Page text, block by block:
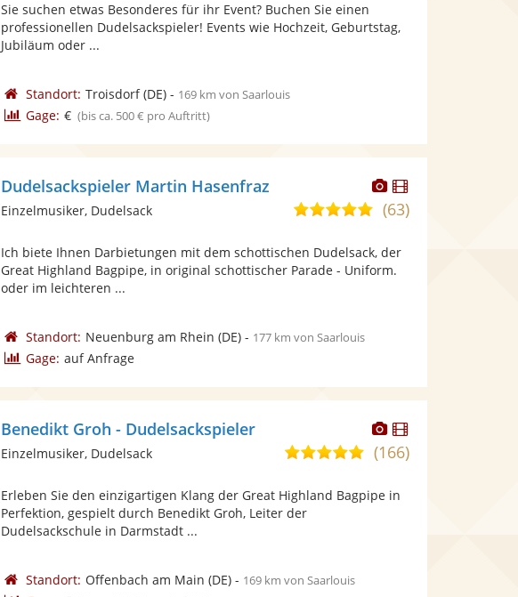
Sternen
Sie suchen etwas Besonderes für ihr Event? Buchen Sie einen
professionellen Dudelsackspieler! Events wie Hochzeit, Geburtstag,
Jubiläum oder ...
Standort: Troisdorf(DE)- 169 km von Saarlouis
Gage: € (bis ca. 500 € pro Auftritt)
Dieser
Künstler
stellt
bereit.
Dieser
Künstler
Dudelsackspieler Martin Hasenfraz
5,0
5
Sternen
(63)
Einzelmusiker, Dudelsack
Ich biete Ihnen Darbietungen mit dem schottischen Dudelsack, der
Great Highland Bagpipe, in original schottischer Parade - Uniform.
oder im leichteren ...
Standort: Neuenburg am Rhein (DE)- 177 km von Saarlouis
Gage: auf Anfrage
Dieser
Künstler
stellt
Fotos
bereit.
Dieser
Künstler
Benedikt Groh - Dudelsackspieler
5,0
5
(166)
Einzelmusiker, Dudelsack
Erleben Sie den einzigartigen Klang der Great Highland Bagpipe in
Perfektion, gespielt durch Benedikt Groh, Leiter der
Dudelsackschule in Darmstadt ...
Standort: Offenbach am Main (DE)- 169 km von Saarlouis